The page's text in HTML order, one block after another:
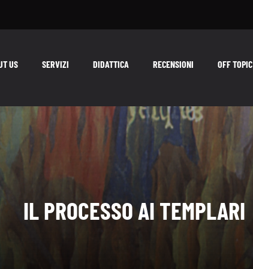
US SERVIZI DIDATTICA RECENSIONI OFF TOPIC
IL PROCESSO AI TEMPLARI